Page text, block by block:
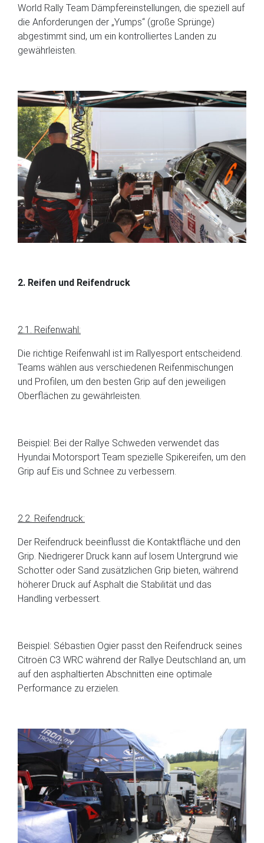
World Rally Team Dämpfereinstellungen, die speziell auf
die Anforderungen der „Yumps“ (große Sprünge)
abgestimmt sind, um ein kontrolliertes Landen zu
gewährleisten.
2. Reifen und Reifendruck
2.1. Reifenwahl:
Die richtige Reifenwahl ist im Rallyesport entscheidend.
Teams wählen aus verschiedenen Reifenmischungen
und Profilen, um den besten Grip auf den jeweiligen
Oberflächen zu gewährleisten.
Beispiel: Bei der Rallye Schweden verwendet das
Hyundai Motorsport Team spezielle Spikereifen, um den
Grip auf Eis und Schnee zu verbessern.
2.2. Reifendruck:
Der Reifendruck beeinflusst die Kontaktfläche und den
Grip. Niedrigerer Druck kann auf losem Untergrund wie
Schotter oder Sand zusätzlichen Grip bieten, während
höherer Druck auf Asphalt die Stabilität und das
Handling verbessert.
Beispiel: Sébastien Ogier passt den Reifendruck seines
Citroën C3 WRC während der Rallye Deutschland an, um
auf den asphaltierten Abschnitten eine optimale
Performance zu erzielen.